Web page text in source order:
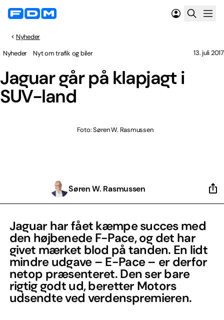
Nyheder
Jaguar går på klapjagt i
SUV-land
Nyheder Nyt om trafik og biler 13. juli 2017
Foto: Søren W. Rasmussen
Søren W. Rasmussen
Jaguar har fået kæmpe succes med
den højbenede F-Pace, og det har
givet mærket blod på tanden. En lidt
mindre udgave – E-Pace – er derfor
netop præsenteret. Den ser bare
rigtig godt ud, beretter Motors
udsendte ved verdenspremieren.